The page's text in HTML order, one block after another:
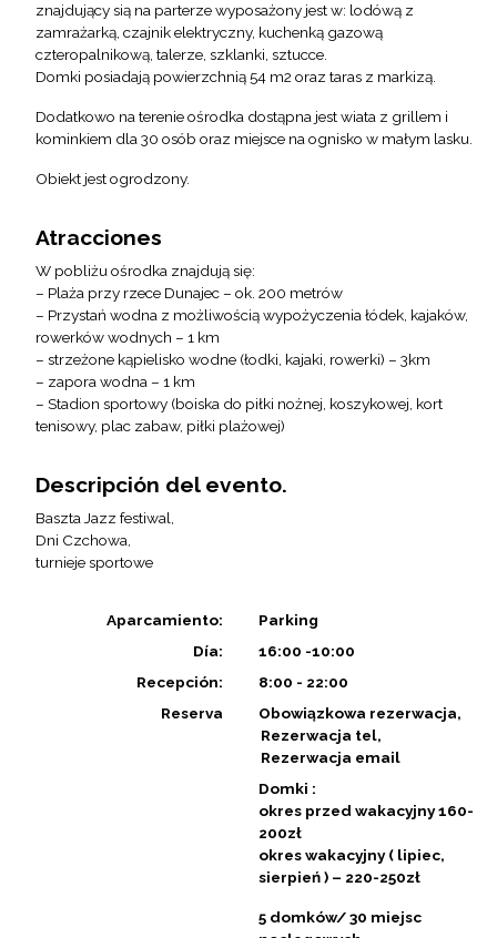
znajdujący sią na parterze wyposażony jest w: lodówą z
zamrażarką, czajnik elektryczny, kuchenką gazową
czteropalnikową, talerze, szklanki, sztucce.
Domki posiadają powierzchnią 54 m2 oraz taras z markizą.
Dodatkowo na terenie ośrodka dostąpna jest wiata z grillem i
kominkiem dla 30 osób oraz miejsce na ognisko w małym lasku.
Obiekt jest ogrodzony.
Atracciones
W pobliżu ośrodka znajdują się:
– Plaża przy rzece Dunajec – ok. 200 metrów
– Przystań wodna z możliwością wypożyczenia łódek, kajaków,
rowerków wodnych – 1 km
– strzeżone kąpielisko wodne (łodki, kajaki, rowerki) – 3km
– zapora wodna – 1 km
– Stadion sportowy (boiska do piłki nożnej, koszykowej, kort
tenisowy, plac zabaw, piłki plażowej)
Descripción del evento.
Baszta Jazz festiwal,
Dni Czchowa,
turnieje sportowe
Aparcamiento:
Parking
Día:
16:00 -10:00
Recepción:
8:00 - 22:00
Reserva
Obowiązkowa rezerwacja
Rezerwacja tel
Rezerwacja email
Domki :
okres przed wakacyjny 160-
200zł
okres wakacyjny ( lipiec,
sierpień ) – 220-250zł
5 domków/ 30 miejsc